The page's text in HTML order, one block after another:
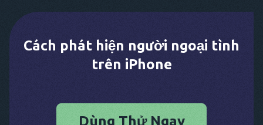
Cách phát hiện người ngoại tình
trên iPhone
Dùng Thử Ngay